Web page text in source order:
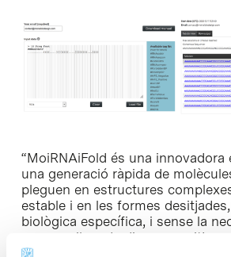
“MoiRNAiFold és una innovadora
una generació ràpida de
pleguen en estructures
estable i en les formes
biològica específica, i sense la
provar milers de dissenys
rendiment. En general, el nostre